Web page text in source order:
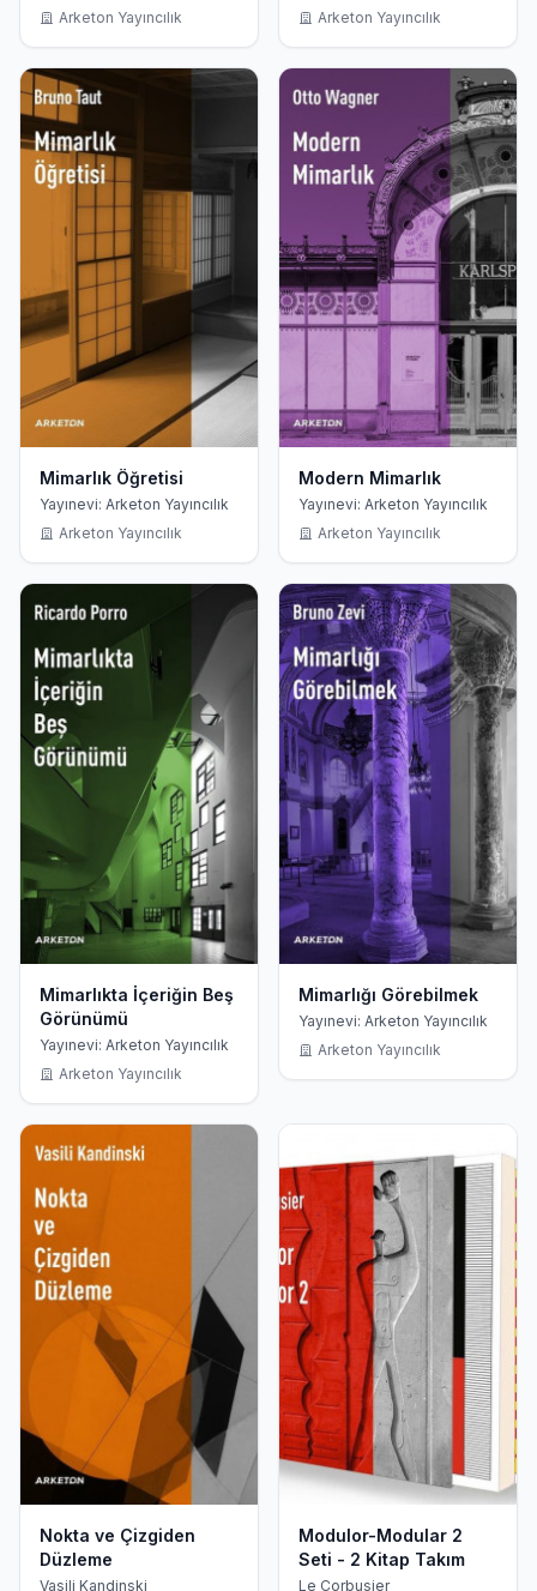
Arketon Yayıncılık Arketon Yayıncılık
Mimarlık Öğretisi
Yayınevi: Arketon Yayıncılık
Arketon Yayıncılık
Modern Mimarlık
Yayınevi: Arketon Yayıncılık
Arketon Yayıncılık
Mimarlıkta İçeriğin Beş
Görünümü
Yayınevi: Arketon Yayıncılık
Arketon Yayıncılık
Mimarlığı Görebilmek
Yayınevi: Arketon Yayıncılık
Arketon Yayıncılık
Nokta ve Çizgiden
Düzleme
Vasili Kandinski
Modulor-Modular 2
Seti - 2 Kitap Takım
Le Corbusier